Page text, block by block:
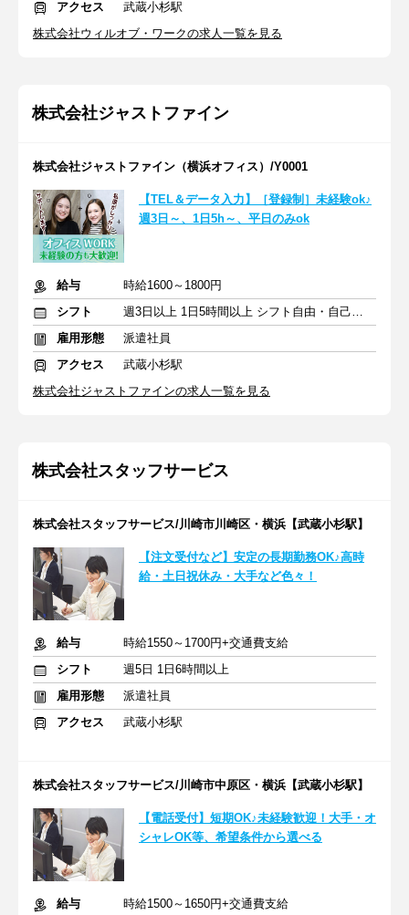
アクセス
武蔵小杉駅
株式会社ウィルオブ・ワークの求人一覧を見る
株式会社ジャストファイン
株式会社ジャストファイン（横浜オフィス）/Y0001
【TEL＆データ入力】［登録制］未経験ok♪
週3日～、1日5h～、平日のみok
給与
時給1600～1800円
シフト
週3日以上 1日5時間以上 シフト自由・自己申告
雇用形態
派遣社員
アクセス
武蔵小杉駅
株式会社ジャストファインの求人一覧を見る
株式会社スタッフサービス
株式会社スタッフサービス/川崎市川崎区・横浜【武蔵小杉駅】
【注文受付など】安定の長期勤務OK♪高時
給・土日祝休み・大手など色々！
給与
時給1550～1700円+交通費支給
シフト
週5日 1日6時間以上
雇用形態
派遣社員
アクセス
武蔵小杉駅
株式会社スタッフサービス/川崎市中原区・横浜【武蔵小杉駅】
【電話受付】短期OK♪未経験歓迎！大手・オ
シャレOK等、希望条件から選べる
給与
時給1500～1650円+交通費支給